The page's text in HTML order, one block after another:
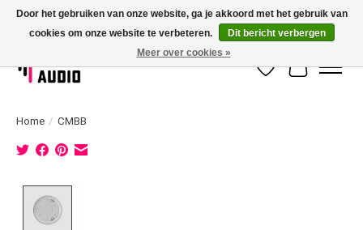
Dé specialist in 100 volt geluidsinstallatie met eigen installatieservice!
Verlanglijst
Home / CMBB
Door het gebruiken van onze website, ga je akkoord met het gebruik van
cookies om onze website te verbeteren.
Dit bericht verbergen
Meer over cookies »